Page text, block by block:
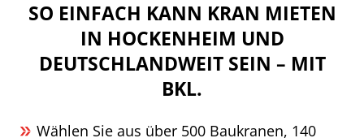
SO EINFACH KANN KRAN MIETEN
IN HOCKENHEIM UND
DEUTSCHLANDWEIT SEIN – MIT
BKL.
Wählen Sie aus über 500 Baukranen, 140